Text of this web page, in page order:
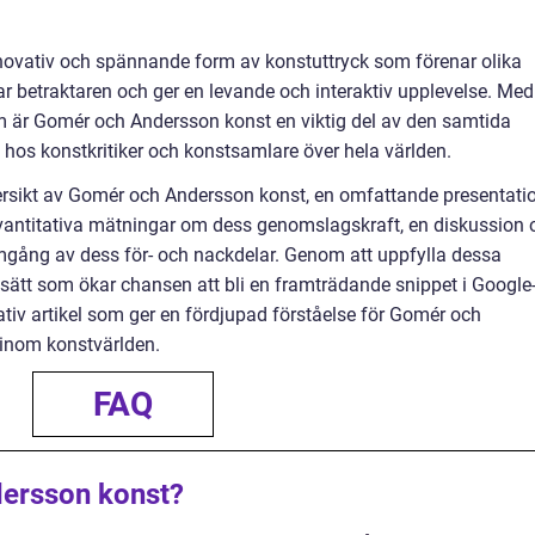
och spännande form av konstuttryck som förenar olika
betraktaren och ger en levande och interaktiv upplevelse. Med
Gomér och Andersson konst en viktig del av den samtida
konstkritiker och konstsamlare över hela världen.
av Gomér och Andersson konst, en omfattande
mätningar om dess genomslagskraft, en diskussion
av dess för- och nackdelar. Genom att uppfylla dessa
som ökar chansen att bli en framträdande snippet i Google-
artikel som ger en fördjupad förståelse för Gomér och
konstvärlden.
FAQ
konst?